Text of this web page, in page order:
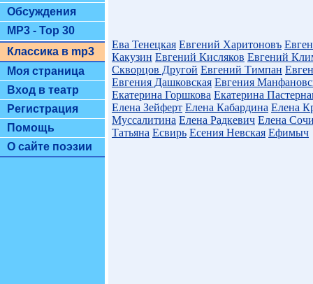
Обсуждения
MP3 - Top 30
Классика в mp3
Моя страница
Вход в театр
Регистрация
Помощь
О сайте поэзии
Ева Тенецкая Евгений Харитоновъ
Какузин Евгений Кисляков Евгений
Скворцов Другой Евгений Тимпан
Евгения Дашковская Евгения
Екатерина Горшкова Екатерина
Елена Зейферт Елена Кабардина Елена
Муссалитина Елена Радкевич Елена
Татьяна Есвирь Есения Невская Ефимыч